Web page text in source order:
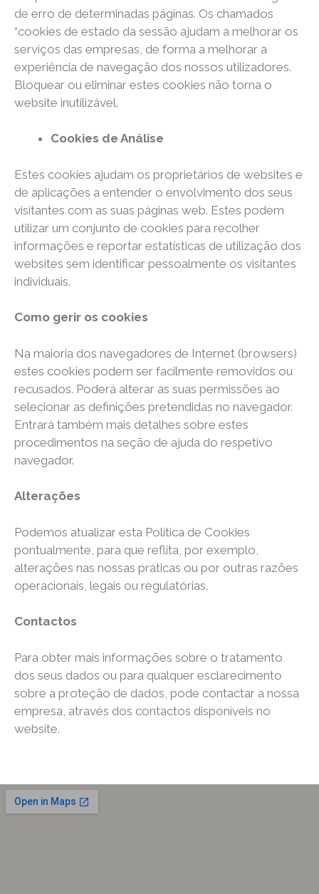
de erro de determinadas páginas. Os chamados
“cookies de estado da sessão ajudam a melhorar os
serviços das empresas, de forma a melhorar a
experiência de navegação dos nossos utilizadores.
Bloquear ou eliminar estes cookies não torna o
website inutilizável.
Cookies de Análise
Estes cookies ajudam os proprietários de websites e
de aplicações a entender o envolvimento dos seus
visitantes com as suas páginas web. Estes podem
utilizar um conjunto de cookies para recolher
informações e reportar estatísticas de utilização dos
websites sem identificar pessoalmente os visitantes
individuais.
Como gerir os cookies
Na maioria dos navegadores de Internet (browsers)
estes cookies podem ser facilmente removidos ou
recusados. Poderá alterar as suas permissões ao
selecionar as definições pretendidas no navegador.
Entrará também mais detalhes sobre estes
procedimentos na seção de ajuda do respetivo
navegador.
​​Alterações
​Podemos atualizar esta Política de Cookies
pontualmente, para que reflita, por exemplo,
alterações nas nossas práticas ou por outras razões
operacionais, legais ou regulatórias.
Contactos
Para obter mais informações sobre o tratamento
dos seus dados ou para qualquer esclarecimento
sobre a proteção de dados, pode contactar a nossa
empresa, através dos contactos disponíveis no
website.